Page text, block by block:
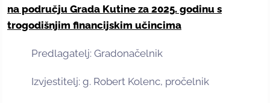
na području Grada Kutine za 2025. godinu s
trogodišnjim financijskim učincima
Predlagatelj: Gradonačelnik
Izvjestitelj: g. Robert Kolenc, pročelnik